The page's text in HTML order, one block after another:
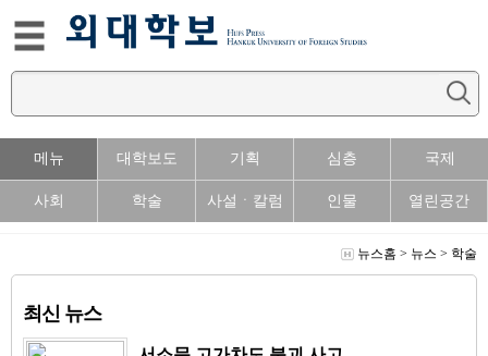
메뉴 대학보도 기획 심층 국제
사회 학술 사설ㆍ칼럼 인물 열린공간
뉴스홈 > 뉴스 > 학술
최신 뉴스